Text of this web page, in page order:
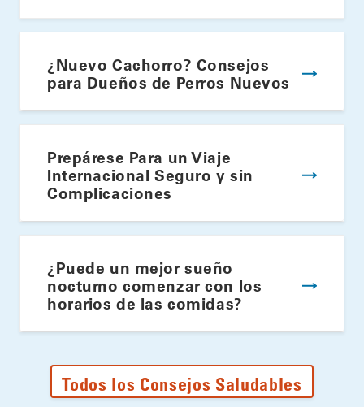
¿Nuevo Cachorro? Consejos
para Dueños de Perros Nuevos
Prepárese Para un Viaje
Internacional Seguro y sin
Complicaciones
¿Puede un mejor sueño
nocturno comenzar con los
horarios de las comidas?
Todos los Consejos Saludables